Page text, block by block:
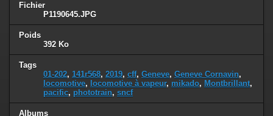
Fichier
P1190645.JPG
Poids
392 Ko
Tags
01-202, 141r568, 2019, cff, Geneve, Geneve Cornavin,
locomotive, locomotive à vapeur, mikado, Montbrillant,
pacific, phototrain, sncf
Albums